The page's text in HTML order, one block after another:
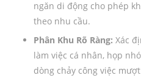
ngăn di động cho phép
theo nhu cầu.
Phân Khu Rõ Ràng: Xác
làm việc cá nhân, họp
dòng chảy công việc